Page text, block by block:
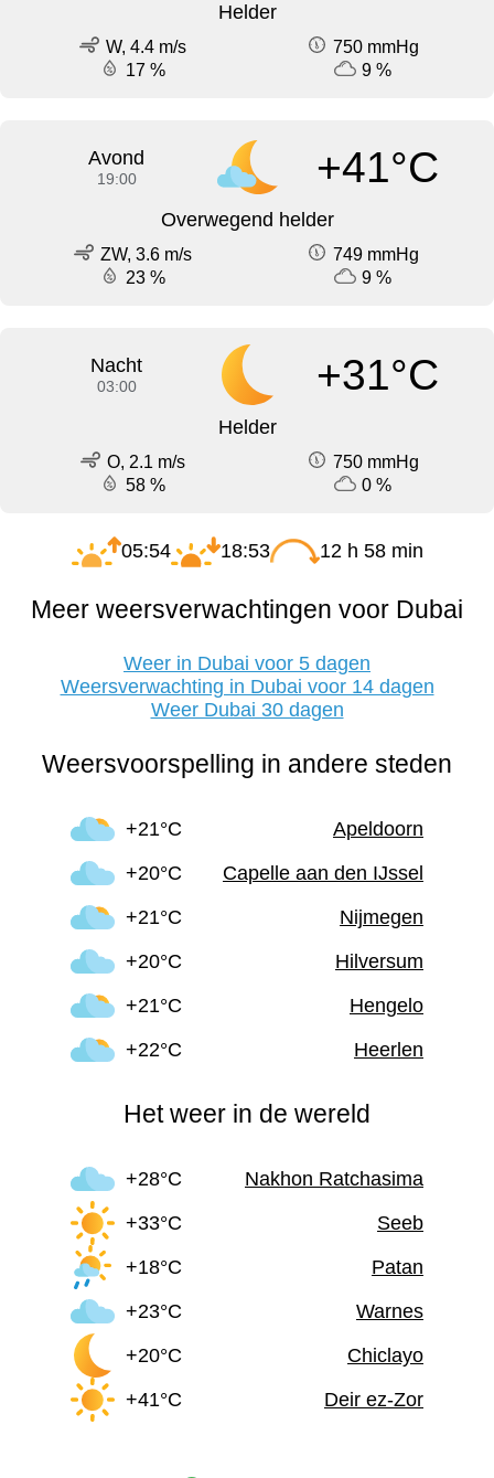
Helder
W, 4.4 m/s
750 mmHg
17 %
9 %
Avond
19:00 +41°C
Overwegend helder
ZW, 3.6 m/s
749 mmHg
23 %
9 %
Nacht
03:00 +31°C
Helder
O, 2.1 m/s
750 mmHg
58 %
0 %
05:54 18:53 12 h 58 min
Meer weersverwachtingen voor Dubai
Weer in Dubai voor 5 dagen
Weersverwachting in Dubai voor 14 dagen
Weer Dubai 30 dagen
Weersvoorspelling in andere steden
+21°C
Apeldoorn
+20°C
Capelle aan den IJssel
+21°C
Nijmegen
+20°C
Hilversum
+21°C
Hengelo
+22°C
Heerlen
Het weer in de wereld
+28°C
Nakhon Ratchasima
+33°C
Seeb
+18°C
Patan
+23°C
Warnes
+20°C
Chiclayo
+41°C
Deir ez-Zor